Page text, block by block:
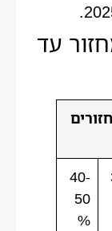
עד
40-
50
%